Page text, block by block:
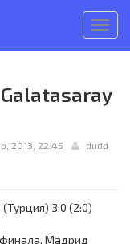
меню
2013, 22:45
dudd
3:0 (2:0)
финала. Мадрид